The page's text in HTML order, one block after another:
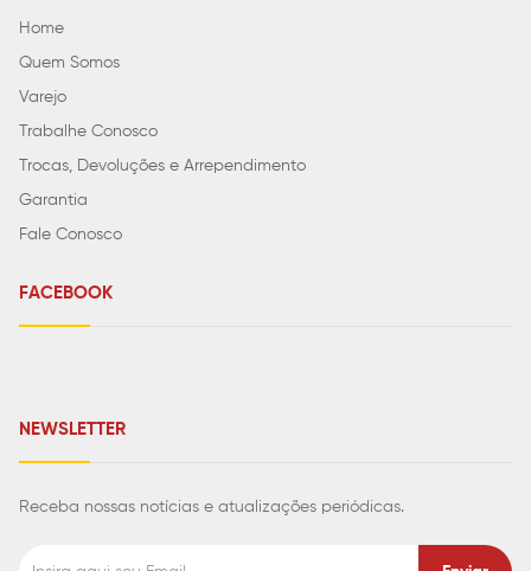
Home
Quem Somos
Varejo
Trabalhe Conosco
Trocas, Devoluções e Arrependimento
Garantia
Fale Conosco
FACEBOOK
NEWSLETTER
Receba nossas notícias e atualizações periódicas.